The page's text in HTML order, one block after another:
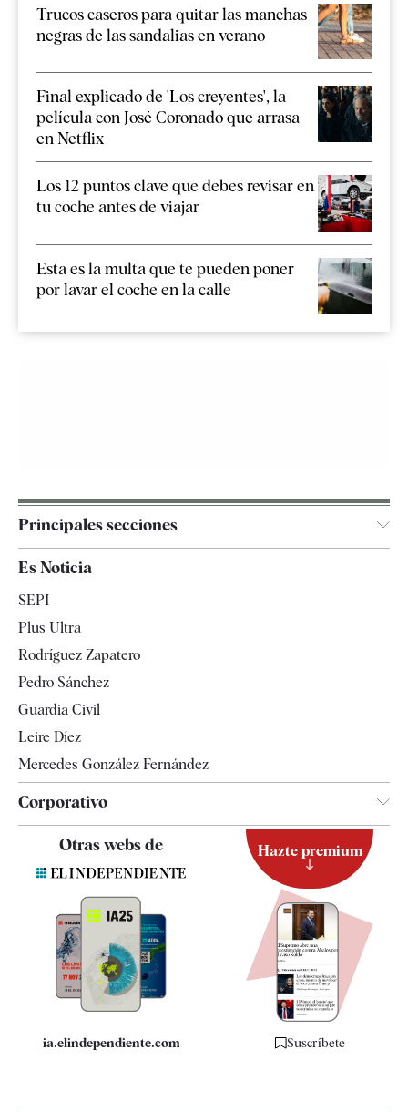
Trucos caseros para quitar las manchas
negras de las sandalias en verano
Final explicado de 'Los creyentes', la
película con José Coronado que arrasa
en Netflix
Los 12 puntos clave que debes revisar en
tu coche antes de viajar
Esta es la multa que te pueden poner
por lavar el coche en la calle
Principales secciones
España
Televisión
Es Noticia
SEPI
Plus Ultra
Rodríguez Zapatero
Pedro Sánchez
Guardia Civil
Leire Díez
Mercedes González Fernández
Corporativo
Contacto
Quiénes somos
Especificaciones
Otras webs de
ia.elindependiente.com
Hazte premium
Suscríbete